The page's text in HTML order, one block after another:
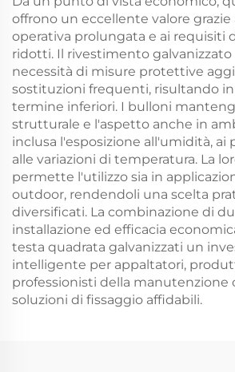
offrono un eccellente valore grazie
operativa prolungata e ai requisiti
ridotti. Il rivestimento galvanizzato
necessità di misure protettive
sostituzioni frequenti, risultando
termine inferiori. I bulloni
strutturale e l'aspetto anche in
inclusa l'esposizione all'umidità,
alle variazioni di temperatura. La
permette l'utilizzo sia in
outdoor, rendendoli una scelta
diversificati. La combinazione di
installazione ed efficacia
testa quadrata galvanizzati un
intelligente per appaltatori,
professionisti della manutenzione
soluzioni di fissaggio affidabili.